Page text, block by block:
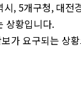
, 5개구청, 대전
상황입니다.
가 요구되는 상